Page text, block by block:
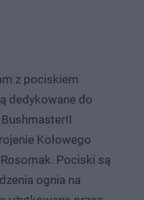
z pociskiem
dedykowane do
Kołowego
Pociski są
ognia na